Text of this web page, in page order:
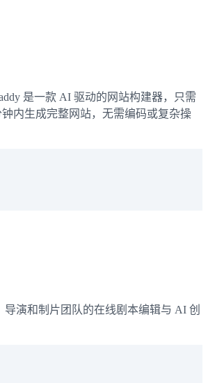
是一款 AI 驱动的网站构建器，只需
内生成完整网站，无需编码或复杂操
导演和制片团队的在线剧本编辑与 AI 创